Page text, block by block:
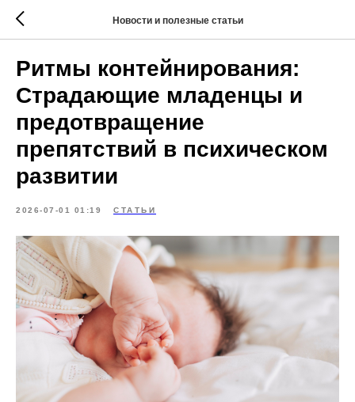
Новости и полезные статьи
Ритмы контейнирования:
Страдающие младенцы и
предотвращение
препятствий в психическом
развитии
2026-07-01 01:19 СТАТЬИ